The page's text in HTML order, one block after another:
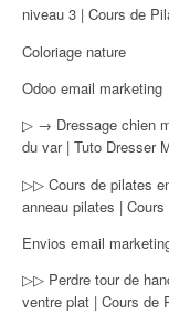
niveau 3 | Cours de
Coloriage nature
Odoo email marketing
▷ → Dressage chien
du var | Tuto Dresser
▷▷ Cours de pilates
anneau pilates |
Envios email
▷▷ Perdre tour de
ventre plat | Cours de